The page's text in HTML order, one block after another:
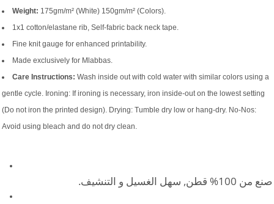
Weight: 175gm/m² (White) 150gm/m² (Colors).
1x1 cotton/elastane rib, Self-fabric back neck tape.
Fine knit gauge for enhanced printability.
Made exclusively for Mlabbas.
Care Instructions: Wash inside out with cold water with similar colors using a
gentle cycle. Ironing: If ironing is necessary, iron inside-out on the lowest setting
(Do not iron the printed design). Drying: Tumble dry low or hang-dry. No-Nos:
Avoid using bleach and do not dry clean.
صنع من 100% قطن, سهل الغسيل و التنشيف.